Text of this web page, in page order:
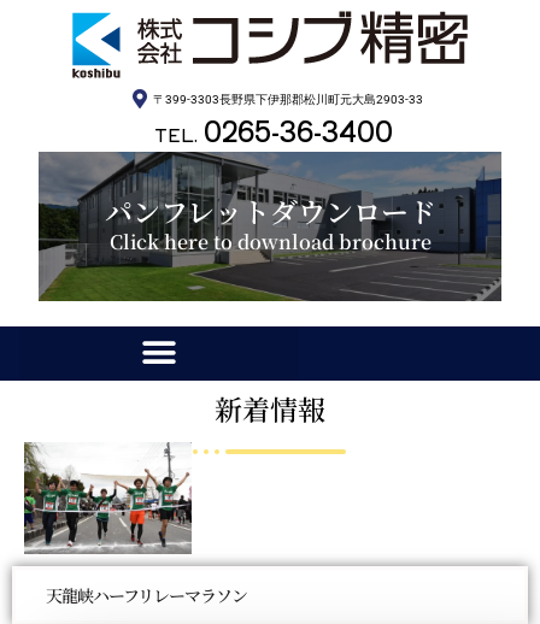
〒399-3303長野県下伊那郡松川町元大島2903-33
TEL. 0265-36-3400
パンフレットダウンロード
Click here to download brochure
新着情報
天龍峡ハーフリレーマラソン